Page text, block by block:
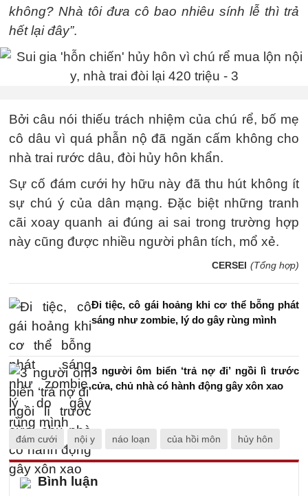
không? Nhà tôi đưa cô bao nhiêu sính lễ thì trả
hết lại đây”.
Bởi câu nói thiếu trách nhiệm của chú rể, bố mẹ
cô dâu vì quá phẫn nộ đã ngăn cấm không cho
nhà trai rước dâu, đòi hủy hôn khẩn.
Sự cố đám cưới hy hữu này đã thu hút không ít
sự chú ý của dân mạng. Đặc biệt những tranh
cãi xoay quanh ai đúng ai sai trong trường hợp
này cũng được nhiều người phân tích, mổ xẻ.
CERSEI (Tổng hợp)
Đi tiệc, cô gái hoảng khi cơ thể bỗng phát
sáng như zombie, lý do gây rùng mình
3 người ôm biển ‘trả nợ đi’ ngồi lì trước
cửa, chủ nhà có hành động gây xôn xao
đám cưới nội y náo loạn của hồi môn hủy hôn
Bình luận